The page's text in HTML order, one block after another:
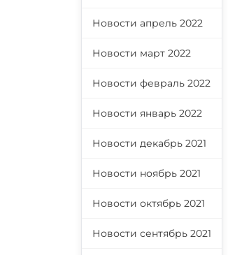
Новости апрель 2022
Новости март 2022
Новости февраль 2022
Новости январь 2022
Новости декабрь 2021
Новости ноябрь 2021
Новости октябрь 2021
Новости сентябрь 2021